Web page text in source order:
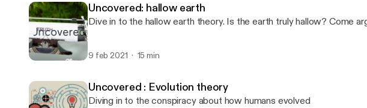
Uncovered: hallow earth
Dive in to the hallow earth theory. Is the earth truly hallow? Come
9 feb 2021 15 min
Uncovered : Evolution theory
Diving in to the conspiracy about how humans evolved